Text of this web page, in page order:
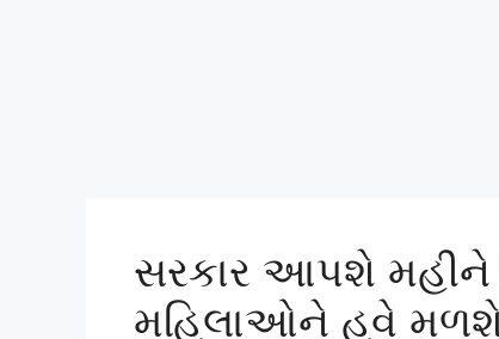
સરકાર આપશે મહીને
મહિલાઓને હવે મળશે